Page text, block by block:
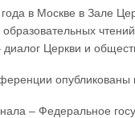
в Москве в Зале
образовательных
Церкви и
опубликованы
– Федеральное